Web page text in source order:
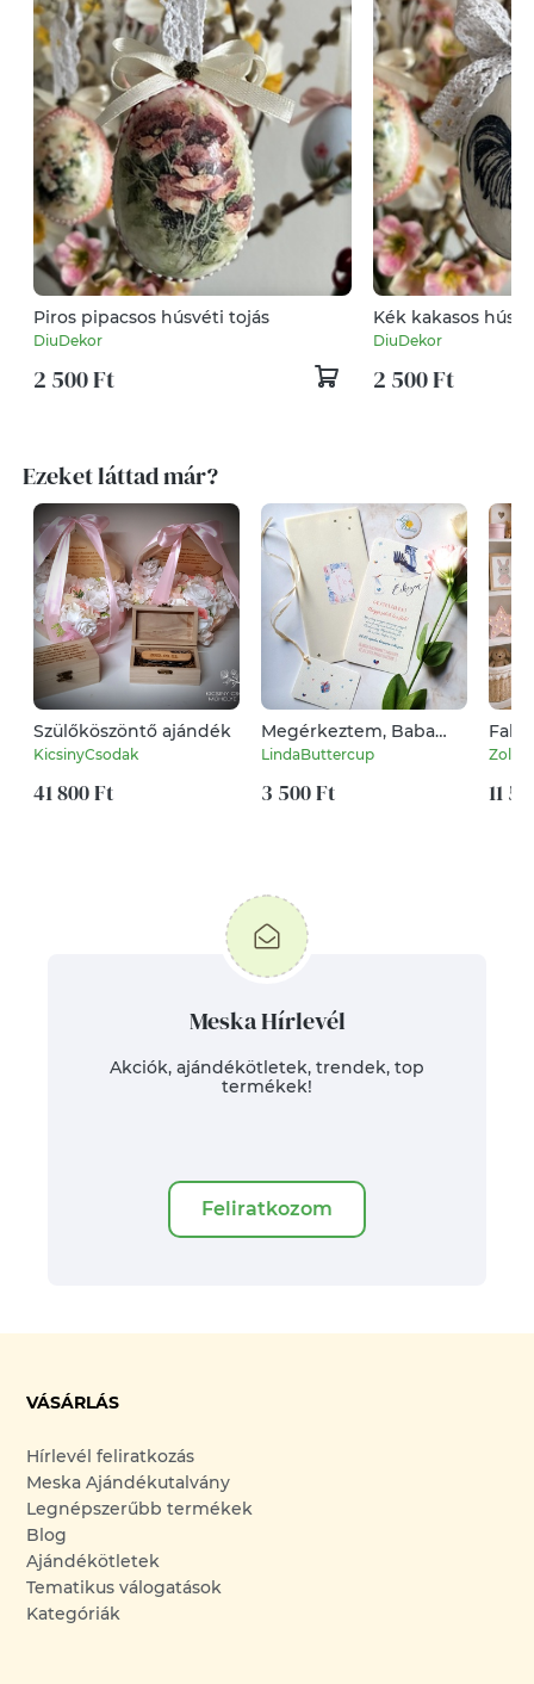
Piros pipacsos húsvéti tojás
DiuDekor
2 500 Ft
Kék kakasos
DiuDekor
2 500 Ft
Ezeket láttad már?
Szülőköszöntő ajándék
KicsinyCsodak
41 800 Ft
Megérkeztem, Baba
bejelentő lap,
Gyermekáldás, gólya
hozta, kisfiú, kislány,
gratulálok, nagymama,
LindaButtercup
3 500 Ft
Zolica
11
Meska Hírlevél
Akciók, ajándékötletek, trendek, top
termékek!
Feliratkozom
VÁSÁRLÁS
Hírlevél feliratkozás
Meska Ajándékutalvány
Legnépszerűbb termékek
Blog
Ajándékötletek
Tematikus válogatások
Kategóriák